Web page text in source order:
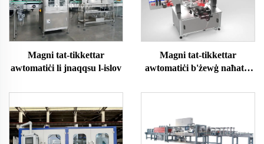
Magni tat-tikkettar
awtomatiċi li jnaqqsu l-islov
Magni tat-tikkettar
awtomatiċi b'żewġ naħat li